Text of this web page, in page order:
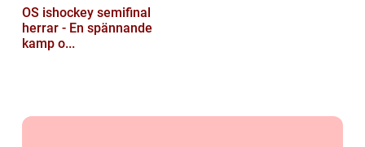
OS ishockey semifinal
herrar - En spännande
kamp o...